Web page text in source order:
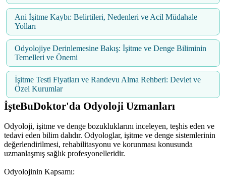
Ani İşitme Kaybı: Belirtileri, Nedenleri ve Acil Müdahale
Yolları
Odyolojiye Derinlemesine Bakış: İşitme ve Denge Biliminin
Temelleri ve Önemi
İşitme Testi Fiyatları ve Randevu Alma Rehberi: Devlet ve
Özel Kurumlar
İşteBuDoktor'da Odyoloji Uzmanları
Odyoloji, işitme ve denge bozukluklarını inceleyen, teşhis eden ve
tedavi eden bilim dalıdır. Odyologlar, işitme ve denge sistemlerinin
değerlendirilmesi, rehabilitasyonu ve korunması konusunda
uzmanlaşmış sağlık profesyonelleridir.
Odyolojinin Kapsamı: